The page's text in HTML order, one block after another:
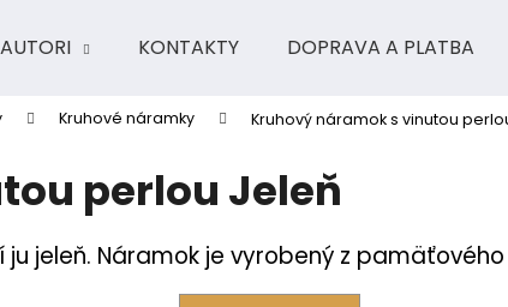
AUTORI KONTAKTY DOPRAVA A PLATBA
Kruhové náramky Kruhový náramok s vinutou
perlou Jeleň
jeleň. Náramok je vyrobený z
Čo potrebujete nájsť?